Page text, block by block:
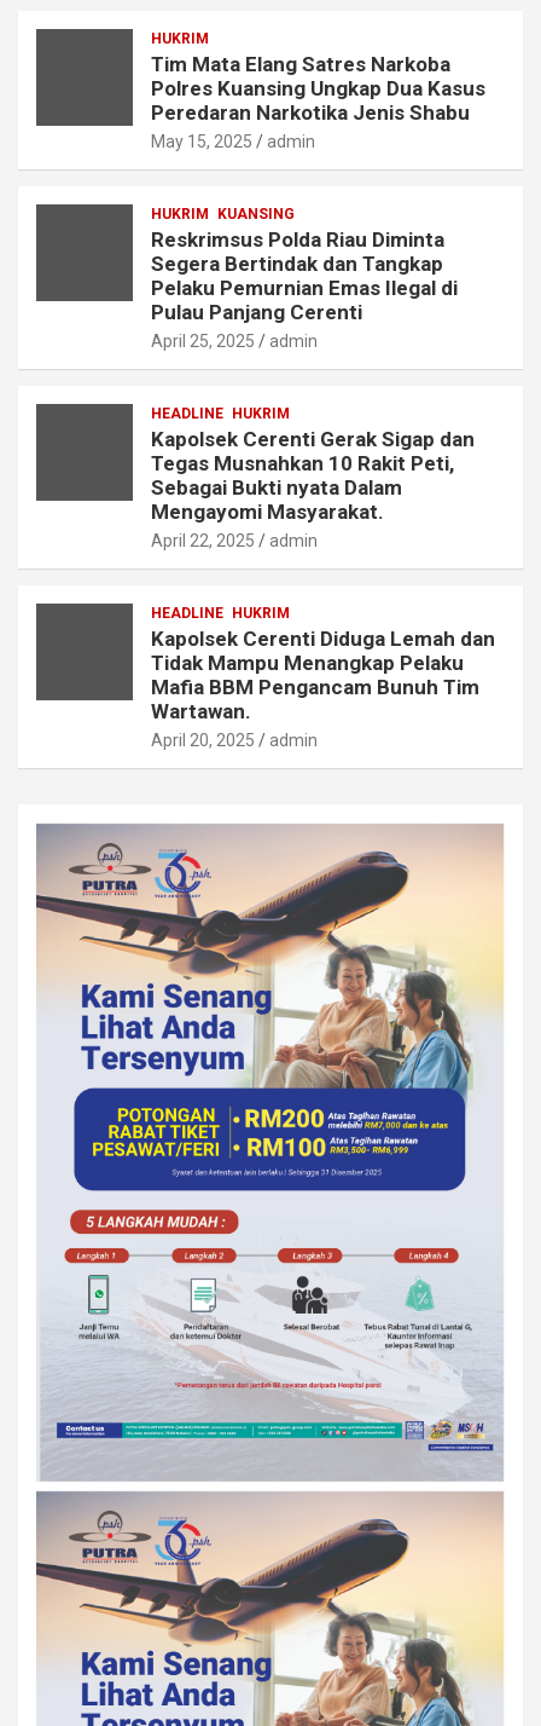
HUKRIM
Tim Mata Elang Satres Narkoba
Polres Kuansing Ungkap Dua Kasus
Peredaran Narkotika Jenis Shabu
May 15, 2025 admin
HUKRIM KUANSING
Reskrimsus Polda Riau Diminta
Segera Bertindak dan Tangkap
Pelaku Pemurnian Emas Ilegal di
Pulau Panjang Cerenti
April 25, 2025 admin
HEADLINE HUKRIM
Kapolsek Cerenti Gerak Sigap dan
Tegas Musnahkan 10 Rakit Peti,
Sebagai Bukti nyata Dalam
Mengayomi Masyarakat.
April 22, 2025 admin
HEADLINE HUKRIM
Kapolsek Cerenti Diduga Lemah dan
Tidak Mampu Menangkap Pelaku
Mafia BBM Pengancam Bunuh Tim
Wartawan.
April 20, 2025 admin